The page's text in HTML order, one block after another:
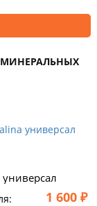
МИНЕРАЛЬНЫХ
универсал
1 600 ₽